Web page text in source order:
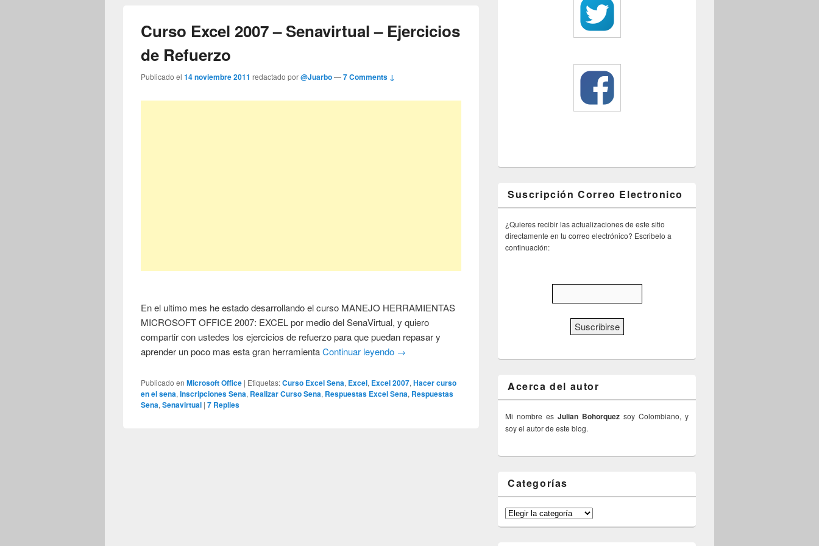
Curso Excel 2007 – Senavirtual – Ejercicios
de Refuerzo
Publicado el14 noviembre 2011 redactado por@Juarbo—7 Comments ↓
En el ultimo mes he estado desarrollando el curso MANEJO HERRAMIENTAS
MICROSOFT OFFICE 2007: EXCEL por medio del SenaVirtual, y quiero
compartir con ustedes los ejercicios de refuerzo para que puedan repasar y
aprender un poco mas esta gran herramientaContinuar leyendo →
Publicado en Microsoft Office | Etiquetas:Curso Excel Sena, Excel, Excel 2007,Hacer curso
en el sena,Inscripciones Sena, Realizar Curso Sena, Respuestas Excel Sena, Respuestas
Sena,Senavirtual |7 Replies
Suscripción Correo Electronico
¿Quieres recibir las actualizaciones de este sitio
directamente en tu correo electrónico? Escribelo a
continuación:
Acerca del autor
Mi nombre es Julian Bohorquez soy Colombiano, y
soy el autor de este blog.
Categorías
Categorías